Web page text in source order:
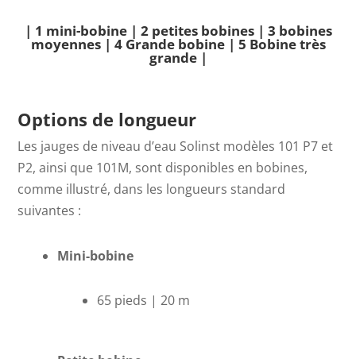
| 1 mini-bobine | 2 petites bobines | 3 bobines
moyennes | 4 Grande bobine | 5 Bobine très
grande |
Options de longueur
Les jauges de niveau d’eau Solinst modèles 101 P7 et
P2, ainsi que 101M, sont disponibles en bobines,
comme illustré, dans les longueurs standard
suivantes :
Mini-bobine
65 pieds | 20 m